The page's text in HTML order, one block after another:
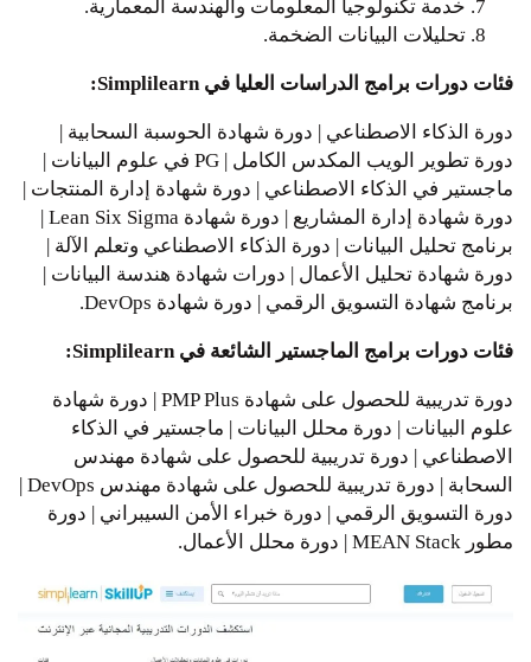
خدمة تكنولوجيا المعلومات والهندسة المعمارية.
تحليلات البيانات الضخمة.
فئات دورات برامج الدراسات العليا في Simplilearn:
دورة الذكاء الاصطناعي | دورة شهادة الحوسبة السحابية |
دورة تطوير الويب المكدس الكامل | PG في علوم البيانات |
ماجستير في الذكاء الاصطناعي | دورة شهادة إدارة المنتجات |
برنامج تحليل البيانات | دورة الذكاء الاصطناعي وتعلم الآلة |
دورة شهادة تحليل الأعمال | دورات شهادة هندسة البيانات |
برنامج شهادة التسويق الرقمي | دورة شهادة DevOps.
فئات دورات برامج الماجستير الشائعة في Simplilearn:
دورة تدريبية للحصول على شهادة PMP Plus | دورة شهادة
علوم البيانات | دورة محلل البيانات | ماجستير في الذكاء
الاصطناعي | دورة تدريبية للحصول على شهادة مهندس
دورة التسويق الرقمي | دورة خبراء الأمن السيبراني | دورة
مطور MEAN Stack | دورة محلل الأعمال.